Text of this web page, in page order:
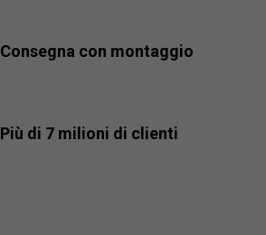
Consegna con montaggio
Più di 7 milioni di clienti